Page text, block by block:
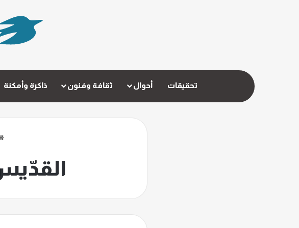
تحقيقات أحوال ثقافة وفنون ذاكرة وأمكنة